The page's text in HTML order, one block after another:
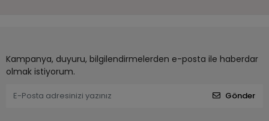
Kampanya, duyuru, bilgilendirmelerden e-posta ile haberdar
olmak istiyorum.
Gönder